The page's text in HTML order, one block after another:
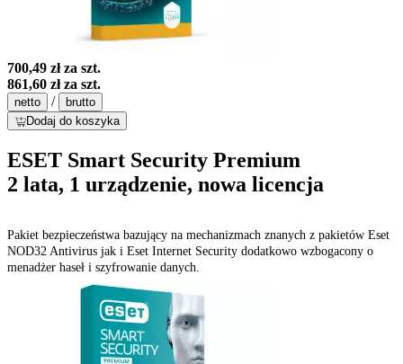
700,49 złza szt.
861,60 złza szt.
netto /
brutto
Dodaj do koszyka
ESET Smart Security Premium
2 lata, 1 urządzenie, nowa licencja
Pakiet bezpieczeństwa bazujący na mechanizmach znanych z pakietów Eset
NOD32 Antivirus jak i Eset Internet Security dodatkowo wzbogacony o
menadżer haseł i szyfrowanie danych.